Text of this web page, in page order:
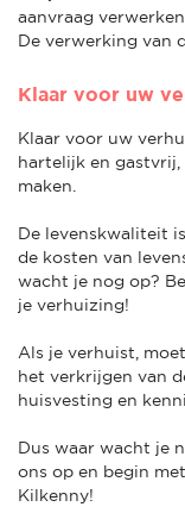
aanvraag
De verwerking van
Klaar voor uw
Klaar voor uw
hartelijk en gastvrij,
maken.
De levenskwaliteit
de kosten van
wacht je nog op?
je verhuizing!
Als je verhuist,
het verkrijgen van
huisvesting en
Dus waar wacht je
ons op en begin
Kilkenny!